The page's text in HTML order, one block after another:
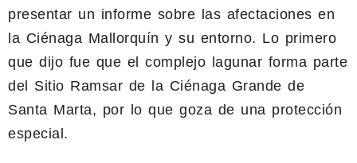
presentar un informe sobre las afectaciones en
la Ciénaga Mallorquín y su entorno. Lo primero
que dijo fue que el complejo lagunar forma parte
del Sitio Ramsar de la Ciénaga Grande de
Santa Marta, por lo que goza de una protección
especial.